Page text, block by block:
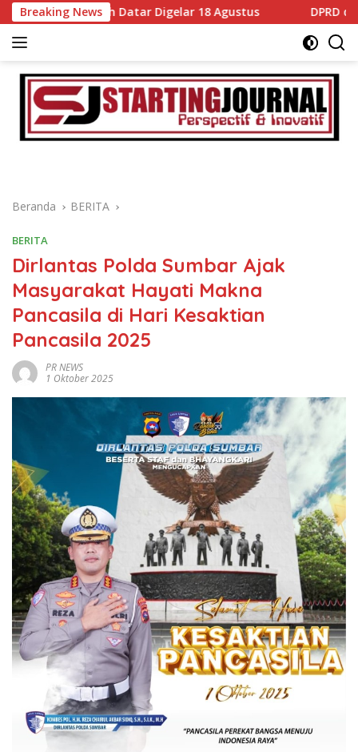
Langsung
ke
konten
Breaking News
Datar Digelar 18 Agustus DPRD dan Pemkab
Beranda BERITA
BERITA
Dirlantas Polda Sumbar Ajak
Masyarakat Hayati Makna
Pancasila di Hari Kesaktian
Pancasila 2025
PR NEWS
1 Oktober 2025